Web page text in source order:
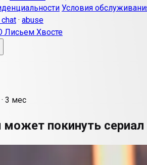
Условия
· abuse
Лисьем Хвосте
· 3 мес
покинуть сериал